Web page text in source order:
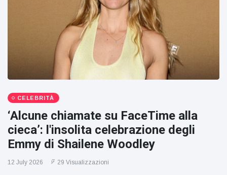
CELEBRITÀ
‘Alcune chiamate su FaceTime alla
cieca’: l'insolita celebrazione degli
Emmy di Shailene Woodley
12 July 2026 29 Visualizzazioni